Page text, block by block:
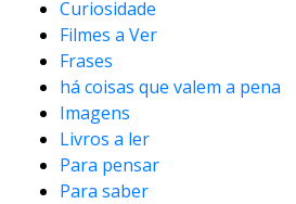
Curiosidade
Filmes a Ver
Frases
há coisas que valem a pena
Imagens
Livros a ler
Para pensar
Para saber